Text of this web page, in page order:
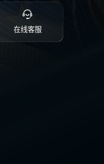
在线客服